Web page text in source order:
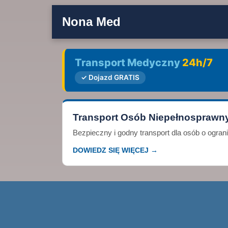
Nona Med
Transport Medyczny 24h/7
✓ Dojazd GRATIS
Transport Osób
Bezpieczny i godny transport dla osób o
DOWIEDZ SIĘ WIĘCEJ →